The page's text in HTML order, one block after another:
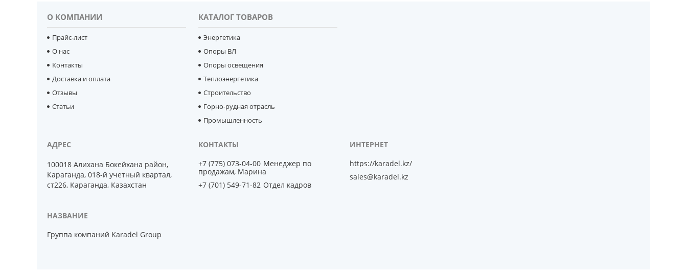
О КОМПАНИИ
Прайс-лист
О нас
Контакты
Доставка и оплата
Отзывы
Статьи
КАТАЛОГ ТОВАРОВ
Энергетика
Опоры ВЛ
Опоры освещения
Теплоэнергетика
Строительство
Горно-рудная отрасль
Промышленность
100018 Алихана Бокейхана район,
Караганда, 018-й учетный квартал,
ст226, Караганда, Казахстан
Группа компаний Karadel Group
+7 (775) 073-04-00 Менеджер по
продажам, Марина
+7 (701) 549-71-82 Отдел кадров
https://karadel.kz/
sales@karadel.kz